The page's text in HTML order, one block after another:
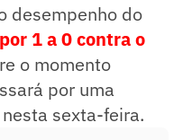
desempenho do
1 a 0 contra o
o momento
por uma
sexta-feira.